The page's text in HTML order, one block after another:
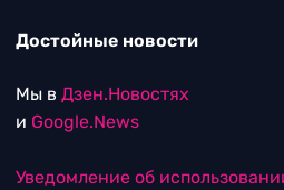
Достойные новости
Мы в Дзен.Новостях
и Google.News
Уведомление об